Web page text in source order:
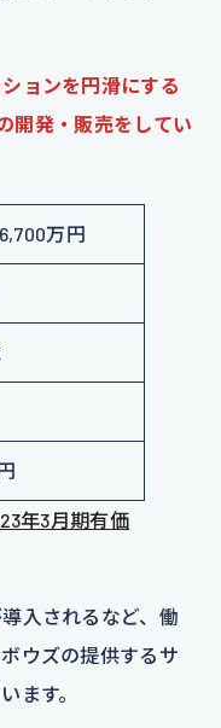
ョンを円滑にする
開発・販売をしてい
万円
年3月期有価
入されるなど、働
ウズの提供するサ
ます。